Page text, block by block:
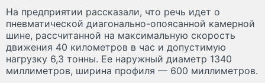
На предприятии рассказали, что речь идет о
пневматической диагонально-опоясанной камерной
шине, рассчитанной на максимальную скорость
движения 40 километров в час и допустимую
нагрузку 6,3 тонны. Ее наружный диаметр 1340
миллиметров, ширина профиля — 600 миллиметров.